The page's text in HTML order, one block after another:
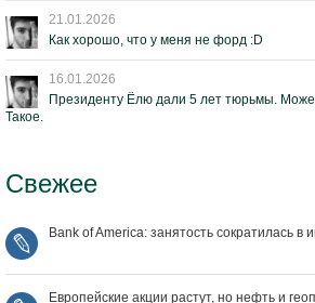
21.01.2026
Как хорошо, что у меня не форд :D
16.01.2026
Президенту Ёлю дали 5 лет тюрьмы.
Такое.
Свежее
Bank of America: занятость сократилась
Европейские акции растут, но нефть и